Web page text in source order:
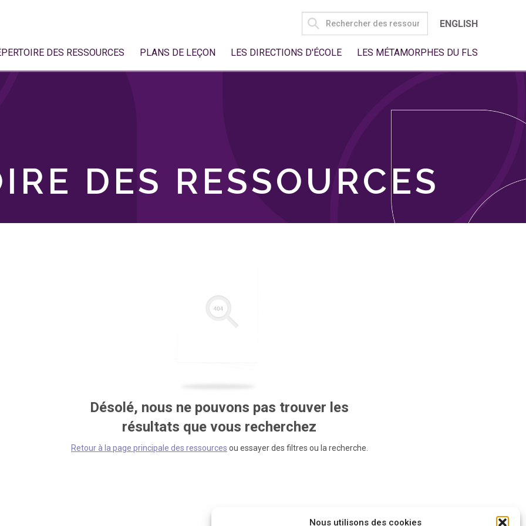
Nous utilisons des cookies
SEARCH
FOR:
ENGLISH
DES RESSOURCES PLANS DE LEÇON LES DIRECTIONS D'ÉCOLE LES MÉTAMORPHES DU FLS
DES RESSOURCES
Désolé, nous ne pouvons pas trouver les
résultats que vous recherchez
Retour à la page principale des ressources ou essayer des filtres ou la recherche.